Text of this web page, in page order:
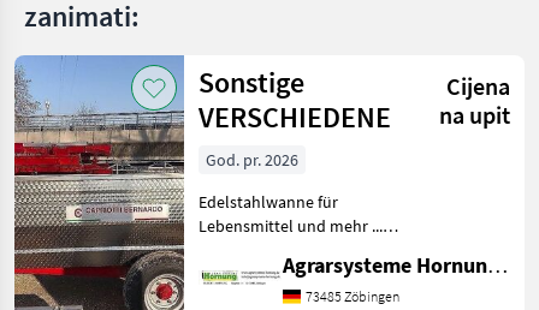
zanimati:
Sonstige
VERSCHIEDENE
Cijena
na upit
God. pr. 2026
Edelstahlwanne für
Lebensmittel und mehr ...
Tridem Zweiachser mit
Drehschemel Sagen Sie uns
Agrarsysteme Hornung GmbH & Co. KG
73485 Zöbingen